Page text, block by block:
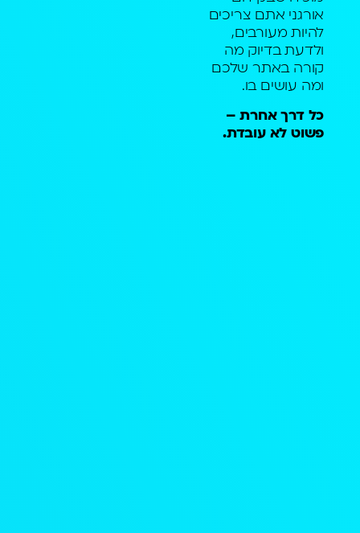
אורגני אתם צריכים
להיות מעורבים,
ולדעת בדיוק מה
קורה באתר שלכם
ומה עושים בו.
כל דרך אחרת –
פשוט לא עובדת.